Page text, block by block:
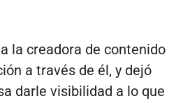
la creadora de contenido
a través de él, y dejó
darle visibilidad a lo que